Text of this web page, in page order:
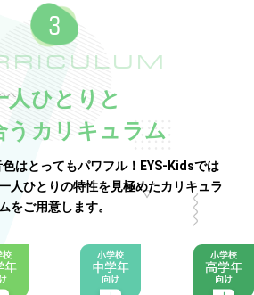
人ひとりと
うカリキュラム
はとってもパワフル！EYS-Kidsでは
人ひとりの特性を見極めたカリキュラ
ムをご用意します。